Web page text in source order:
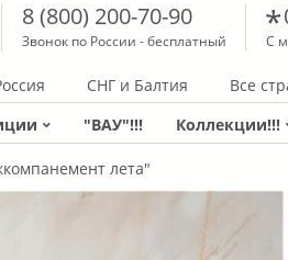
8 (800) 200-70-90
Звонок по России - бесплатный С
СНГ и Балтия
Все
"ВАУ"!!! Коллекции!!!
лета"